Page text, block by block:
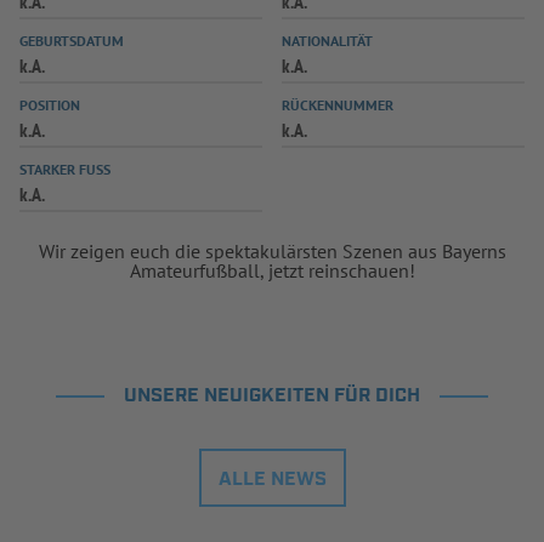
SPIELPLUS
GEBURTSDATUM
k.A.
NATIONALITÄT
k.A.
POSITION
k.A.
RÜCKENNUMMER
k.A.
STARKER FUSS
k.A.
Wir zeigen euch die spektakulärsten Szenen aus Bayerns
Amateurfußball, jetzt reinschauen!
UNSERE NEUIGKEITEN FÜR DICH
ALLE NEWS